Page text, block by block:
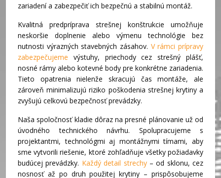
zariadení a zabezpečiť ich bezpečnú a stabilnú montáž.
Kvalitná predpríprava strešnej konštrukcie umožňuje
neskoršie doplnenie alebo výmenu technológie bez
nutnosti výrazných stavebných zásahov. V rámci prípravy
zabezpečujeme výstuhy, priechody cez strešný plášť,
nosné rámy alebo kotevné body pre konkrétne zariadenia.
Tieto opatrenia nielenže skracujú čas montáže, ale
zároveň minimalizujú riziko poškodenia strešnej krytiny a
zvyšujú celkovú bezpečnosť prevádzky.
Naša spoločnosť kladie dôraz na presné plánovanie už od
úvodného technického návrhu. Spolupracujeme s
projektantmi, technológmi aj montážnymi tímami, aby
sme vytvorili riešenie, ktoré zohľadňuje všetky požiadavky
budúcej prevádzky. Každý detail strechy– od sklonu, cez
nosnosť až po druh použitej krytiny – prispôsobujeme